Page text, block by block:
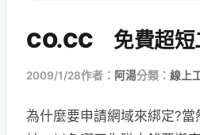
CO.CC 免費超短
2009/1/28作者： 阿湯分類： 線上
為什麼要申請網域來綁定?